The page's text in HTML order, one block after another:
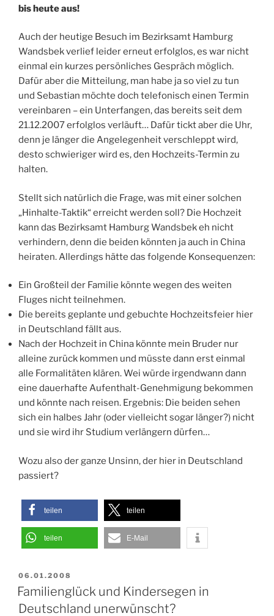
bis heute aus!
Auch der heutige Besuch im Bezirksamt Hamburg
Wandsbek verlief leider erneut erfolglos, es war nicht
einmal ein kurzes persönliches Gespräch möglich.
Dafür aber die Mitteilung, man habe ja so viel zu tun
und Sebastian möchte doch telefonisch einen Termin
vereinbaren – ein Unterfangen, das bereits seit dem
21.12.2007 erfolglos verläuft… Dafür tickt aber die Uhr,
denn je länger die Angelegenheit verschleppt wird,
desto schwieriger wird es, den Hochzeits-Termin zu
halten.
Stellt sich natürlich die Frage, was mit einer solchen
„Hinhalte-Taktik“ erreicht werden soll? Die Hochzeit
kann das Bezirksamt Hamburg Wandsbek eh nicht
verhindern, denn die beiden könnten ja auch in China
heiraten. Allerdings hätte das folgende Konsequenzen:
Ein Großteil der Familie könnte wegen des weiten
Fluges nicht teilnehmen.
Die bereits geplante und gebuchte Hochzeitsfeier hier
in Deutschland fällt aus.
Nach der Hochzeit in China könnte mein Bruder nur
alleine zurück kommen und müsste dann erst einmal
alle Formalitäten klären. Wei würde irgendwann dann
eine dauerhafte Aufenthalt-Genehmigung bekommen
und könnte nach reisen. Ergebnis: Die beiden sehen
sich ein halbes Jahr (oder vielleicht sogar länger?) nicht
und sie wird ihr Studium verlängern dürfen…
Wozu also der ganze Unsinn, der hier in Deutschland
passiert?
teilen teilen
teilen E-Mail
VERÖFFENTLICHT
AM
06.01.2008
Familienglück und Kindersegen in
Deutschland unerwünscht?